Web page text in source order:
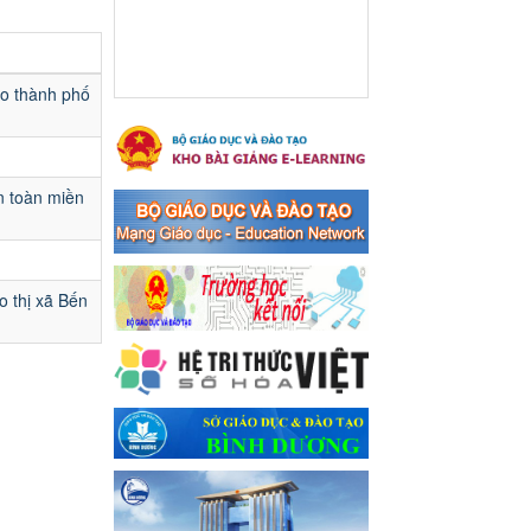
thành phố
toàn miền
thị xã Bến
hoàn toàn miền năm -
thống nhất đất nước
(30/4/1975-30/4/2024) và
Quốc tế lao động 01/5
Thông báo về việc treo Quốc
kỳ và nghỉ lễ kỉ niệm 49 năm
ngày Giải phóng hoàn toàn
miền năm - thống nhất đất
nước (30/4/1975-30/4/2024)
và Quốc tế lao động 01/5
Ngày ban hành: 24/04/2024
Kế hoạch phổ biến. giáo
dục pháp luật năm 2024 của
ngành Giáo dục và Đào tạo
thị xã Bến Cát
Kế hoạch phổ biến. giáo dục